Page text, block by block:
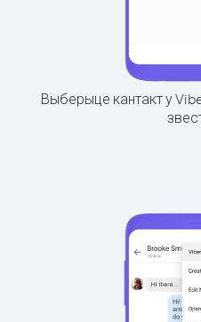
Выберыце кантакт у